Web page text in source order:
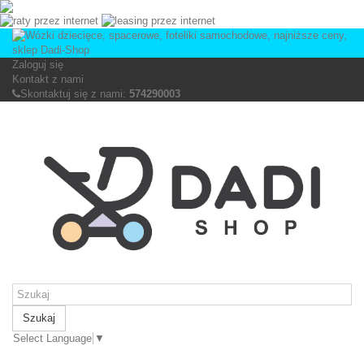
Zaloguj się
Kontakt z nami
Skontaktuj się z nami: 574290003
Szukaj
Select Language ▼